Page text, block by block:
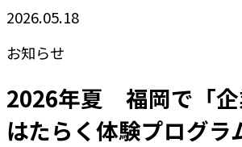
2026.05.18
お知らせ
2026年夏 福岡で「企
はたらく体験プログラ